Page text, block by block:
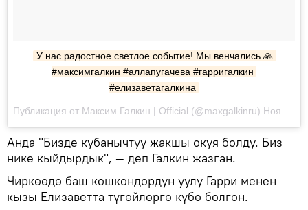
У нас радостное светлое событие! Мы венчались 🙏
#максимгалкин #аллапугачева #гарригалкин
#елизаветагалкина
Анда "Бизде кубанычтуу жакшы окуя болду. Биз
нике кыйдырдык", — деп Галкин жазган.
Чиркөөдө баш кошкондордун уулу Гарри менен
кызы Елизаветта түгөйлөргө күбө болгон.